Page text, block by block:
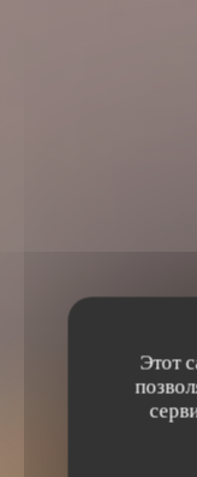
Этот